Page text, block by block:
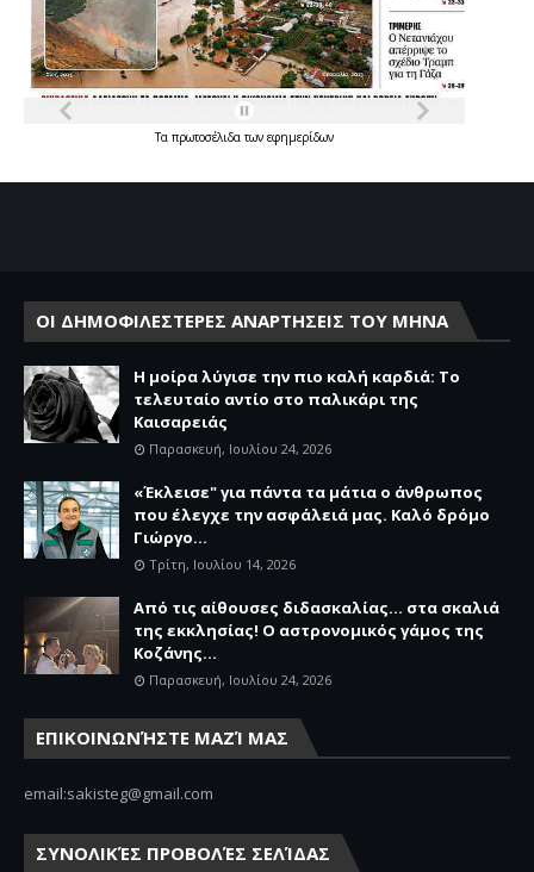
Τα πρωτοσέλιδατων εφημερίδων
ΟΙ ΔΗΜΟΦΙΛΕΣΤΕΡΕΣ ΑΝΑΡΤΗΣΕΙΣ ΤΟΥ ΜΗΝΑ
Η μοίρα λύγισε την πιο καλή καρδιά: Το
τελευταίο αντίο στο παλικάρι της
Καισαρειάς
Παρασκευή, Ιουλίου 24, 2026
«Έκλεισε" για πάντα τα μάτια ο άνθρωπος
που έλεγχε την ασφάλειά μας. Καλό δρόμο
Γιώργο...
Τρίτη, Ιουλίου 14, 2026
Από τις αίθουσες διδασκαλίας… στα σκαλιά
της εκκλησίας! Ο αστρονομικός γάμος της
Κοζάνης...
Παρασκευή, Ιουλίου 24, 2026
ΕΠΙΚΟΙΝΩΝΉΣΤΕ ΜΑΖΊ ΜΑΣ
email:sakisteg@gmail.com
ΣΥΝΟΛΙΚΈΣ ΠΡΟΒΟΛΈΣ ΣΕΛΊΔΑΣ